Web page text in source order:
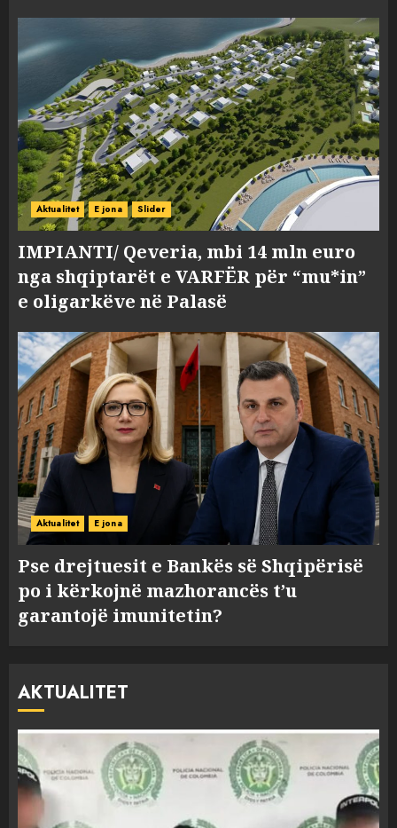
Aktualitet E jona Slider
IMPIANTI/ Qeveria, mbi 14 mln euro
nga shqiptarët e VARFËR për “mu*in”
e oligarkëve në Palasë
Aktualitet E jona
Pse drejtuesit e Bankës së Shqipërisë
po i kërkojnë mazhorancës t’u
garantojë imunitetin?
AKTUALITET